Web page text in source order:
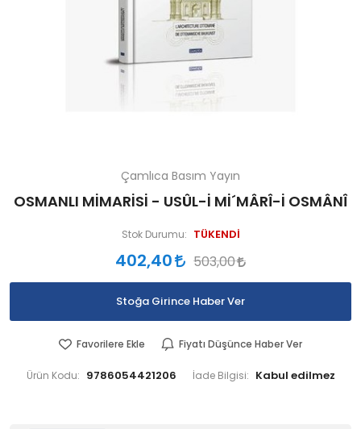
Çamlıca Basım Yayın
OSMANLI MİMARİSİ - USÛL-İ Mİ´MÂRÎ-İ OSMÂNÎ
Stok Durumu: TÜKENDİ
402,40 503,00
Stoğa Girince Haber Ver
Favorilere Ekle Fiyatı Düşünce Haber Ver
Ürün Kodu: 9786054421206 İade Bilgisi: